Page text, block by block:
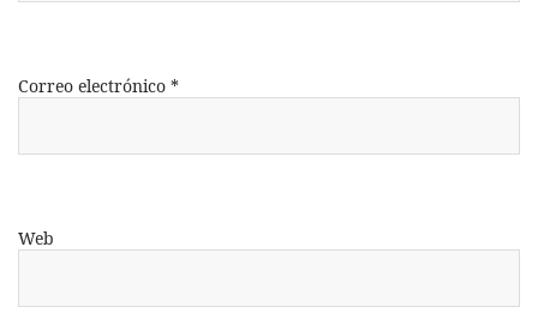
Correo electrónico *
Web